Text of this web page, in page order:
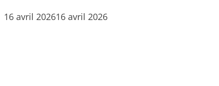
16 avril 202616 avril 2026